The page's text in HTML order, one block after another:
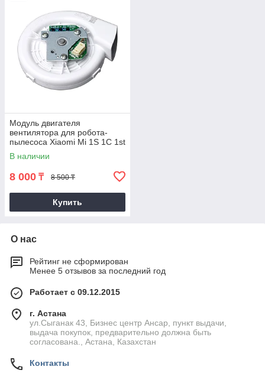
Модуль двигателя
вентилятора для робота-
пылесоса Xiaomi Mi 1S 1C 1st
SDJQR01RR SDJQR03RR
SDJQR и Dreame D9/L10
В наличии
8 000 ₸ 8 500 ₸
Купить
О нас
Рейтинг не сформирован
Менее 5 отзывов за последний год
Работает с 09.12.2015
г. Астана
ул.Сыганак 43, Бизнес центр Ансар, пункт выдачи,
выдача покупок, предварительно должна быть
согласована., Астана, Казахстан
Контакты